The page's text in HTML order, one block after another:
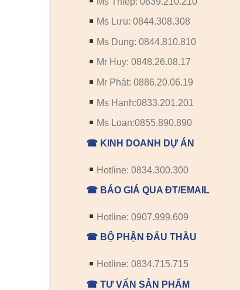
Ms Lưu: 0844.308.308
Ms Dung: 0844.810.810
Mr Huy: 0848.26.08.17
Mr Phát: 0886.20.06.19
Ms Hạnh:0833.201.201
Ms Loan:0855.890.890
☎ KINH DOANH DỰ ÁN
Hotline: 0834.300.300
☎ BÁO GIÁ QUA ĐT/EMAIL
Hotline: 0907.999.609
☎ BỘ PHẬN ĐẤU THẦU
Hotline: 0834.715.715
☎ TƯ VẤN SẢN PHẨM